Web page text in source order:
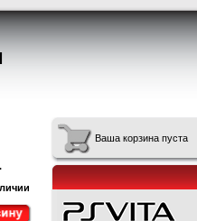
Ваша корзина пуста